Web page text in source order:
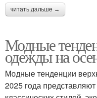
читать дальше →
Модные
одежды на
Модные тенденции
2025 года